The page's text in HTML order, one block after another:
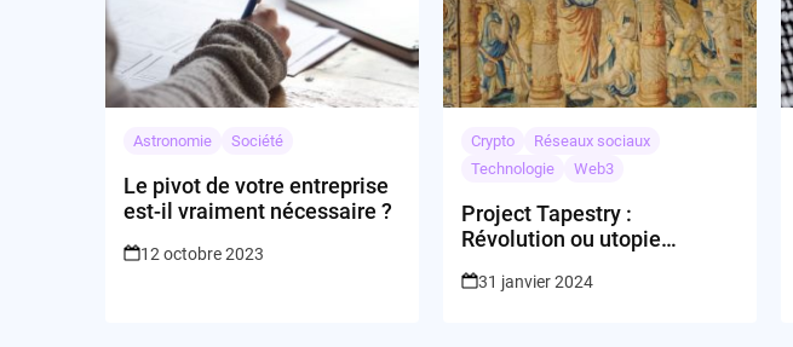
Astronomie Société
Le pivot de votre entreprise
est-il vraiment nécessaire ?
12 octobre 2023
Crypto
Réseaux sociaux
Technologie
Web3
Project Tapestry :
Révolution ou utopie
31 janvier 2024